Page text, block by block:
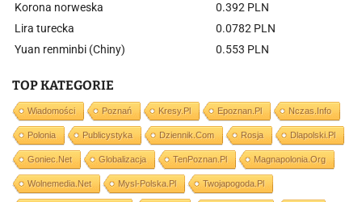
Korona norweska
0.392 PLN
Lira turecka
0.0782 PLN
Yuan renminbi (Chiny)
0.553 PLN
TOP KATEGORIE
Wiadomości Poznań Kresy.pl Epoznan.pl Nczas.info
Polonia Publicystyka Dziennik.com Rosja Dlapolski.pl
Goniec.net Globalizacja TenPoznan.pl Magnapolonia.org
Wolnemedia.net Mysl-Polska.pl Twojapogoda.pl